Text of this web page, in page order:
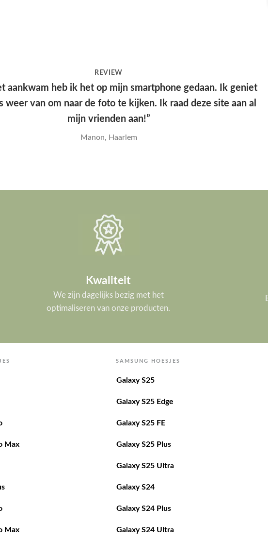
“Hoesje kwam snel aan en had een leuke verpakking, hele goede
kwaliteit en mooie print.”
Yana, Den Haag
We zijn dagelijks bezig met het
optimaliseren van onze producten.
Galaxy S25
Galaxy S25 Edge
Galaxy S25 FE
Galaxy S25 Plus
Galaxy S25 Ultra
Galaxy S24
Galaxy S24 Plus
Galaxy S24 Ultra
Galaxy S23